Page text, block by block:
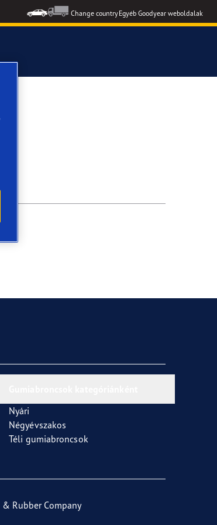
Change countryEgyéb Goodyear weboldalak
Nyári
Négyévszakos
Téli gumiabroncsok
Rubber Company